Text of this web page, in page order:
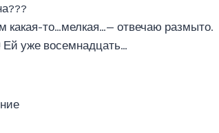
то…мелкая…— отвечаю размыто.
Ей уже восемнадцать…